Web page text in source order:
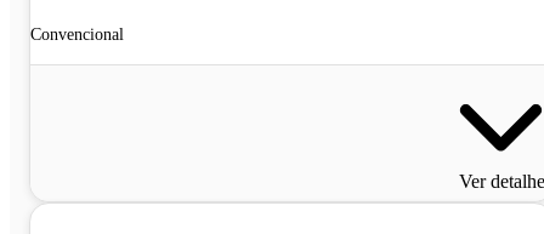
Convencional
Ver